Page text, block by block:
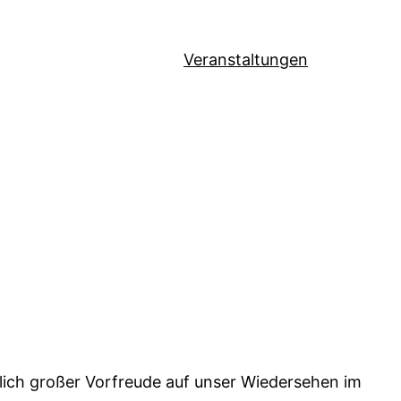
Veranstaltungen
großer Vorfreude auf unser Wiedersehen im